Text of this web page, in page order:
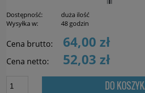
Dostępność:
duża ilość
Wysyłka w:
48 godzin
Cena brutto: 64,00 zł
Cena netto: 52,03 zł
DO